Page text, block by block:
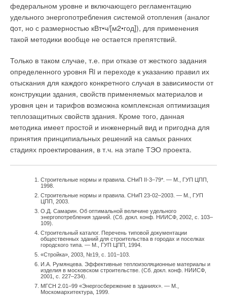
федеральном уровне и включающего регламентацию
удельного энергопотребления системой отопления (аналог
qот, но с размерностью кВт•ч/[м2•год]), для применения
такой методики вообще не остается препятствий.
Только в таком случае, т.е. при отказе от жесткого задания
определенного уровня Ri и переходе к указанию правил их
отыскания для каждого конкретного случая в зависимости от
конструкции здания, свойств применяемых материалов и
уровня цен и тарифов возможна комплексная оптимизация
теплозащитных свойств здания. Кроме того, данная
методика имеет простой и инженерный вид и пригодна для
принятия принципиальных решений на самых ранних
стадиях проектирования, в т.ч. на этапе ТЭО проекта.
Строительные нормы и правила. СНиП II-3–79*. — М., ГУП ЦПП,
1998.
Строительные нормы и правила. СНиП 23-02–2003. — М., ГУП
ЦПП, 2003.
О.Д. Самарин. Об оптимальной величине удельного
энергопотребления зданий. (Сб. докл. конф. НИИСФ, 2002, с. 103–
109).
Строительный каталог. Перечень типовой документации
общественных зданий для строительства в городах и поселках
городского типа. — М., ГУП ЦПП, 1994.
«Стройка», 2003, №19, с. 101–103.
И.А. Румянцева. Эффективные теплоизоляционные материалы и
изделия в московском строительстве. (Сб. докл. конф. НИИСФ,
2001, с. 227–234).
МГСН 2.01–99 «Энергосбережение в зданиях». — М.,
Москомархитектура, 1999.
жалюзи, шторы) в зависимости от сезона закрыты для
уменьшения тепло- или холодопотерь или открыты с
солнечной стороны для обеспечения теплопоступлений.
Экономичный
Во всех помещениях поддерживается минимально
комфортная для данного сезона температура. В помещения
с людьми, если окна закрыты, свежий воздух подается
принудительно по соображениям теплового баланса.
Комфортный
В помещениях с пребыванием людей обеспечивается
оптимальная температура с возможностью регулирования в
широких пределах, с плавным графиком изменения по
времени и в зависимости от наружной температуры (во
избежание теплового шока). Варианты основных режимов
бесконечны. И чем больше элементов автоматизации, тем
более усложняется их согласование. Приведу только
некоторые, прямо связанные с микроклиматом:
при открытии окон должна прекращаться принудительная
подача воздуха — улицу не охладить;
сопротивление системы естественной вентиляции должно
иметь возможность регулирования, иначе при большой
разнице температур возможно чрезмерное увеличение
воздухообмена;